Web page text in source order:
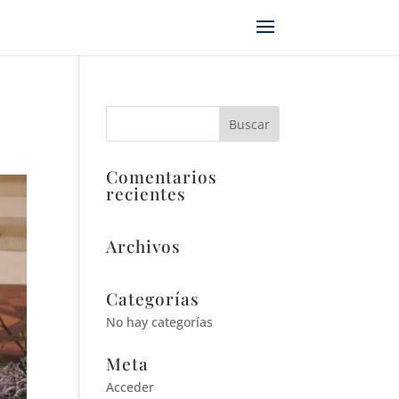
Comentarios
recientes
Archivos
Categorías
No hay categorías
Meta
Acceder